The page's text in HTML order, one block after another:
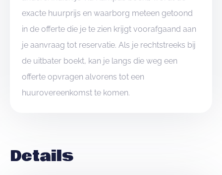
exacte huurprijs en waarborg meteen getoond
in de offerte die je te zien krijgt voorafgaand aan
je aanvraag tot reservatie. Als je rechtstreeks bij
de uitbater boekt, kan je langs die weg een
offerte opvragen alvorens tot een
huurovereenkomst te komen.
Details